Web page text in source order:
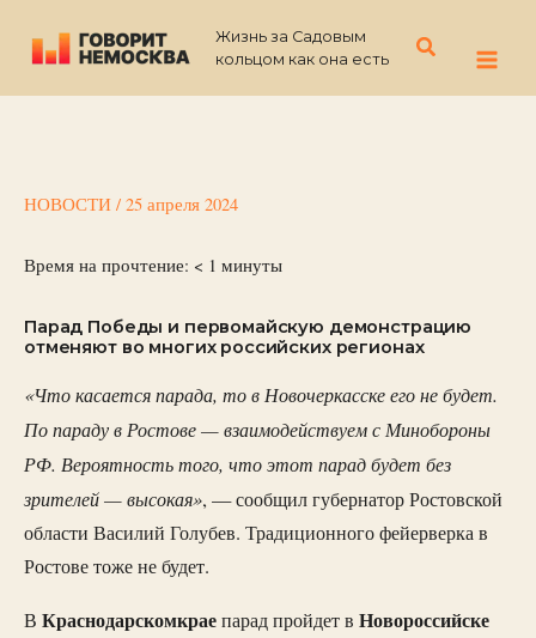
содержимому
Жизнь за Садовым
кольцом как она есть
Поиск
НОВОСТИ / 25 апреля 2024
Время на прочтение: < 1 минуты
Парад Победы и первомайскую демонстрацию
отменяют во многих российских регионах
«Что касается парада, то в Новочеркасске его не будет.
По параду в Ростове — взаимодействуем с Минобороны
РФ. Вероятность того, что этот парад будет без
зрителей — высокая», — сообщил губернатор Ростовской
области Василий Голубев. Традиционного фейерверка в
Ростове тоже не будет.
В Краснодарскомкраепарад пройдет в Новороссийске